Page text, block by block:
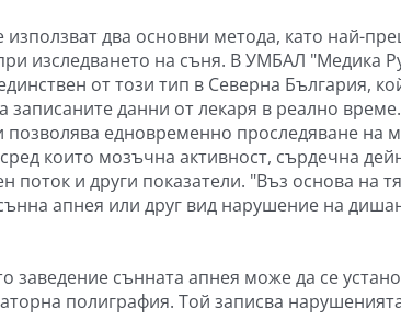
използват два основни метода, като най-
изследването на съня. В УМБАЛ "Медика
от този тип в Северна България,
записаните данни от лекаря в реално
позволява едновременно проследяване на
които мозъчна активност, сърдечна
поток и други показатели. "Въз основа на
апнея или друг вид нарушение на
заведение сънната апнея може да се
полиграфия. Той записва